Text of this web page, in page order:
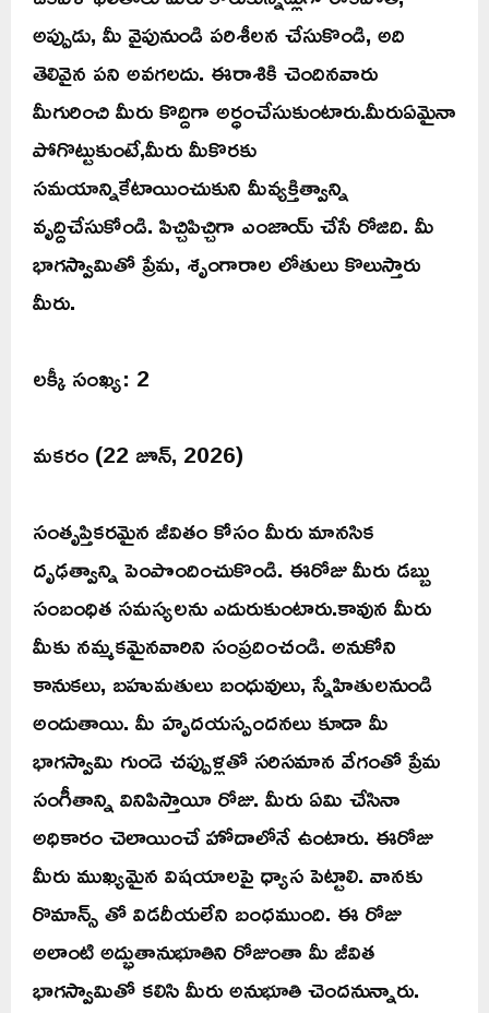
అప్పుడు, మీ వైపునుండి పరిశీలన చేసుకొండి, అది
తెలివైన పని అవగలదు. ఈరాశికి చెందినవారు
మీగురించి మీరు కొద్దిగా అర్ధంచేసుకుంటారు.మీరుఏమైనా
పోగొట్టుకుంటే,మీరు మీకొరకు
సమయాన్నికేటాయించుకుని మీవ్యక్తిత్వాన్ని
వృద్దిచేసుకోండి. పిచ్చిపిచ్చిగా ఎంజాయ్ చేసే రోజిది. మీ
భాగస్వామితో ప్రేమ, శృంగారాల లోతులు కొలుస్తారు
మీరు.
లక్కీ సంఖ్య: 2
మకరం (22 జూన్, 2026)
సంతృప్తికరమైన జీవితం కోసం మీరు మానసిక
దృఢత్వాన్ని పెంపొందించుకొండి. ఈరోజు మీరు డబ్బు
సంబంధిత సమస్యలను ఎదురుకుంటారు.కావున మీరు
మీకు నమ్మకమైనవారిని సంప్రదించండి. అనుకోని
కానుకలు, బహుమతులు బంధువులు, స్నేహితులనుండి
అందుతాయి. మీ హృదయస్పందనలు కూడా మీ
భాగస్వామి గుండె చప్పుళ్లతో సరిసమాన వేగంతో ప్రేమ
సంగీతాన్ని వినిపిస్తాయీ రోజు. మీరు ఏమి చేసినా
అధికారం చెలాయించే హోదాలోనే ఉంటారు. ఈరోజు
మీరు ముఖ్యమైన విషయాలపై ధ్యాస పెట్టాలి. వానకు
రొమాన్స్ తో విడదీయలేని బంధముంది. ఈ రోజు
అలాంటి అద్భుతానుభూతిని రోజుంతా మీ జీవిత
భాగస్వామితో కలిసి మీరు అనుభూతి చెందనున్నారు.